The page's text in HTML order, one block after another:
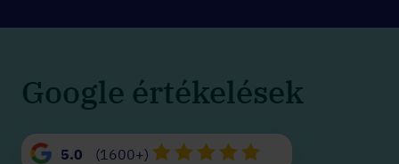
Google értékelések
5.0 (1600+)